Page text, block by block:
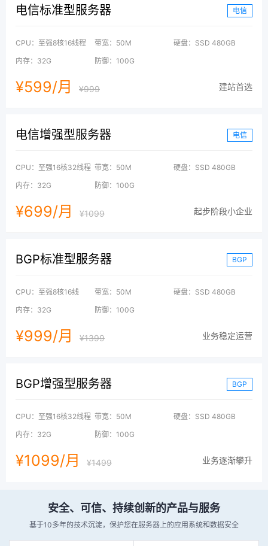
最新活动 高防服务器 更多服务器产品
电信标准型服务器 电信
CPU：至强8核16线程 带宽：50M
硬盘：SSD 480GB
内存：32G
防御：100G
¥599/月 ¥999 建站首选
电信增强型服务器 电信
CPU：至强16核32线程 带宽：50M
硬盘：SSD 480GB
内存：32G
防御：100G
¥699/月 ¥1099 起步阶段小企业
BGP标准型服务器 BGP
CPU：至强8核16线 带宽：50M
硬盘：SSD 480GB
内存：32G
防御：100G
¥999/月 ¥1399 业务稳定运营
BGP增强型服务器 BGP
CPU：至强16核32线程 带宽：50M
硬盘：SSD 480GB
内存：32G
防御：100G
¥1099/月 ¥1499 业务逐渐攀升
安全、可信、持续创新的产品与服务
基于10多年的技术沉淀，保护您在服务器上的应用系统和数据安全